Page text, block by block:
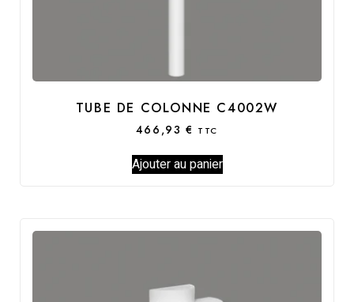
TUBE DE COLONNE C4002W
466,93€ TTC
Ajouter au panier